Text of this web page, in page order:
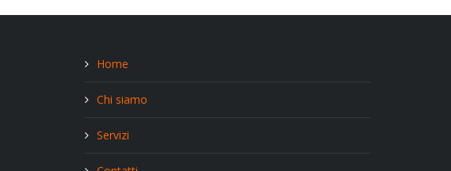
Home
Chi siamo
Servizi